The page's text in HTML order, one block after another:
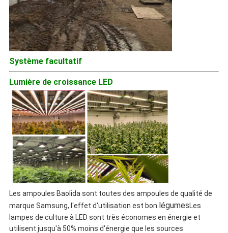
Système facultatif
Lumière de croissance LED
Les ampoules Baolida sont toutes des ampoules de qualité de
marque Samsung, l'effet d'utilisation est bon. légumesLes
lampes de culture à LED sont très économes en énergie et
utilisent jusqu'à 50% moins d'énergie que les sources